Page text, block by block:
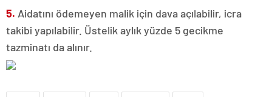
5. Aidatını ödemeyen malik için dava açılabilir, icra
takibi yapılabilir. Üstelik aylık yüzde 5 gecikme
tazminatı da alınır.